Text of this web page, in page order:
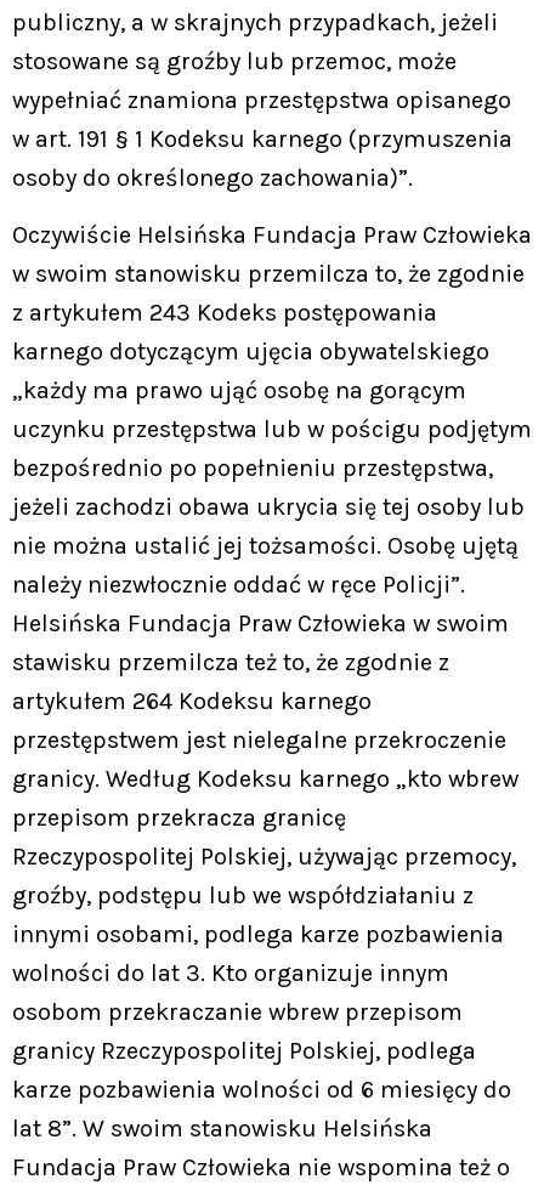
publiczny, a w skrajnych przypadkach, jeżeli
stosowane są groźby lub przemoc, może
wypełniać znamiona przestępstwa opisanego
w art. 191 § 1 Kodeksu karnego (przymuszenia
osoby do określonego zachowania)”.
Oczywiście Helsińska Fundacja Praw Człowieka
w swoim stanowisku przemilcza to, że zgodnie
z artykułem 243 Kodeks postępowania
karnego dotyczącym ujęcia obywatelskiego
„każdy ma prawo ująć osobę na gorącym
uczynku przestępstwa lub w pościgu podjętym
bezpośrednio po popełnieniu przestępstwa,
jeżeli zachodzi obawa ukrycia się tej osoby lub
nie można ustalić jej tożsamości. Osobę ujętą
należy niezwłocznie oddać w ręce Policji”.
Helsińska Fundacja Praw Człowieka w swoim
stawisku przemilcza też to, że zgodnie z
artykułem 264 Kodeksu karnego
przestępstwem jest nielegalne przekroczenie
granicy. Według Kodeksu karnego „kto wbrew
przepisom przekracza granicę
Rzeczypospolitej Polskiej, używając przemocy,
groźby, podstępu lub we współdziałaniu z
innymi osobami, podlega karze pozbawienia
wolności do lat 3. Kto organizuje innym
osobom przekraczanie wbrew przepisom
granicy Rzeczypospolitej Polskiej, podlega
karze pozbawienia wolności od 6 miesięcy do
lat 8”. W swoim stanowisku Helsińska
Fundacja Praw Człowieka nie wspomina też o